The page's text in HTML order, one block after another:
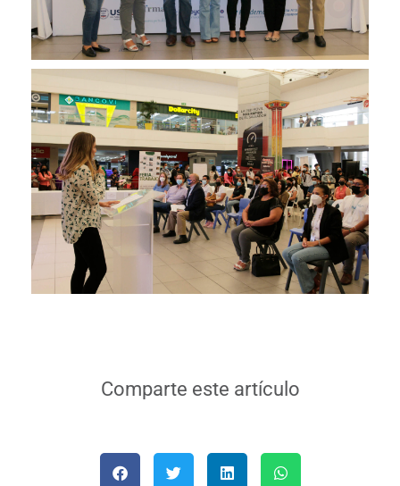
Comparte este artículo